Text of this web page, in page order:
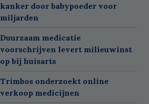
kanker door babypoeder voor
miljarden
Duurzaam medicatie
voorschrijven levert milieuwinst
op bij huisarts
Trimbos onderzoekt online
verkoop medicijnen